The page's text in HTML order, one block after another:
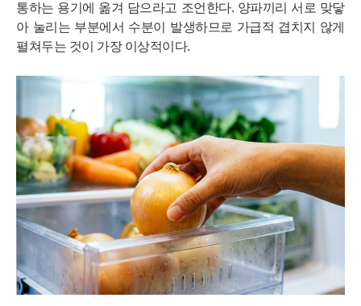
통하는 용기에 옮겨 담으라고 조언한다. 양파끼리 서로 맞닿
아 눌리는 부분에서 수분이 발생하므로 가급적 겹치지 않게
펼쳐두는 것이 가장 이상적이다.